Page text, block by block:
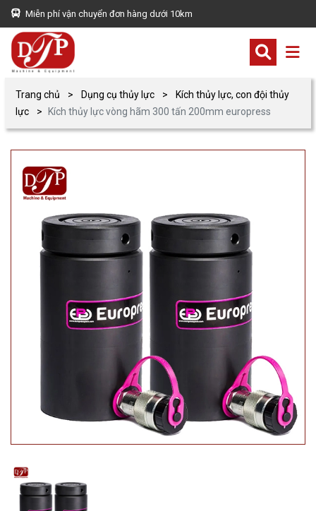
Miễn phí vận chuyển đơn hàng dưới 10km
Trang chủ Dụng cụ thủy lực
Kích thủy lực, con đội thủy
lực
Kích thủy lực vòng hãm 300 tấn 200mm europress